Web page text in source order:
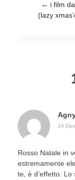
Post navigation
← i film
(lazy
24
Rosso Natale in
estremamente
te, è d’effetto.